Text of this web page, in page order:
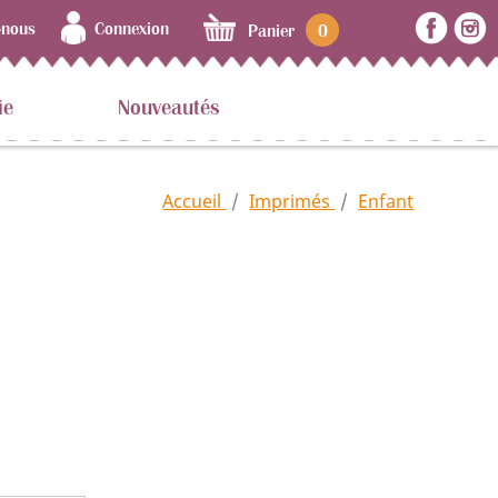
Connexion Panier 0
Nouveautés
Accueil Imprimés Enfant